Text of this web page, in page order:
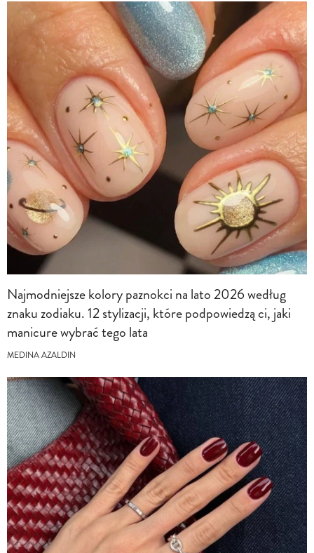
Najmodniejsze kolory paznokci na lato 2026 według
znaku zodiaku. 12 stylizacji, które podpowiedzą ci, jaki
manicure wybrać tego lata
MEDINA AZALDIN